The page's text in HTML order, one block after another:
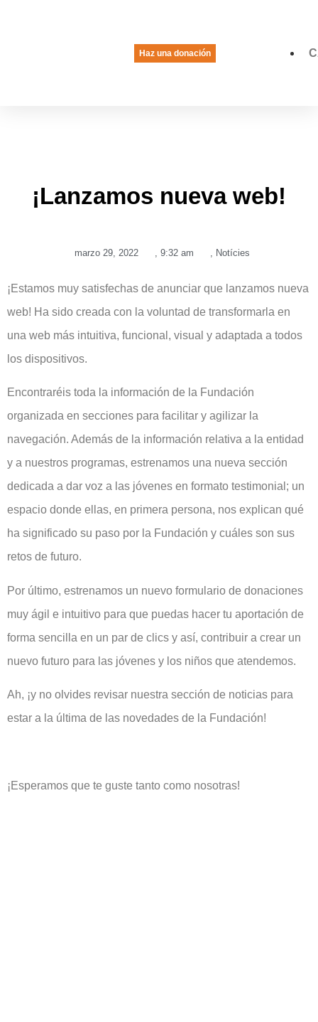
Haz una donación
¡Lanzamos nueva web!
marzo 29, 2022 , 9:32 am , Notícies
¡Estamos muy satisfechas de anunciar que lanzamos nueva
web! Ha sido creada con la voluntad de transformarla en
una web más intuitiva, funcional, visual y adaptada a todos
los dispositivos.
Encontraréis toda la información de la Fundación
organizada en secciones para facilitar y agilizar la
navegación. Además de la información relativa a la entidad
y a nuestros programas, estrenamos una nueva sección
dedicada a dar voz a las jóvenes en formato testimonial; un
espacio donde ellas, en primera persona, nos explican qué
ha significado su paso por la Fundación y cuáles son sus
retos de futuro.
Por último, estrenamos un nuevo formulario de donaciones
muy ágil e intuitivo para que puedas hacer tu aportación de
forma sencilla en un par de clics y así, contribuir a crear un
nuevo futuro para las jóvenes y los niños que atendemos.
Ah, ¡y no olvides revisar nuestra sección de noticias para
estar a la última de las novedades de la Fundación!
¡Esperamos que te guste tanto como nosotras!